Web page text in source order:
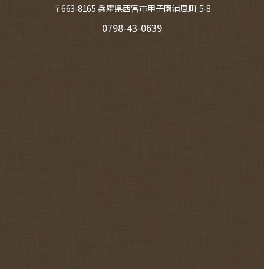
〒663-8165 兵庫県西宮市甲子園浦風町 5-8
0798-43-0639